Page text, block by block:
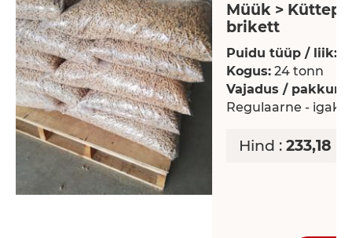
Müük >
brikett
Puidu tüüp / liik:
Kogus: 24 tonn
Vajadus /
Regulaarne -
Hind : 233,18